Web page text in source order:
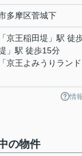
多摩区菅城下
「京王稲田堤 」駅 徒
」駅 徒歩15分
「京王よみうりランド
情
の物件